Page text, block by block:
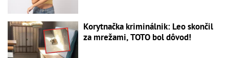
Korytnačka kriminálnik: Leo skončil
za mrežami, TOTO bol dôvod!